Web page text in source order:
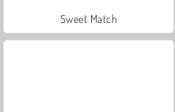
Sweet Match